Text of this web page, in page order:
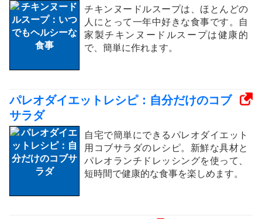
チキンヌードルスープは、ほとんどの
人にとって一年中好きな食事です。自
家製チキンヌードルスープは健康的
で、簡単に作れます。
パレオダイエットレシピ：自分だけのコブ
サラダ
自宅で簡単にできるパレオダイエット
用コブサラダのレシピ。新鮮な具材と
パレオランチドレッシングを使って、
短時間で健康的な食事を楽しめます。